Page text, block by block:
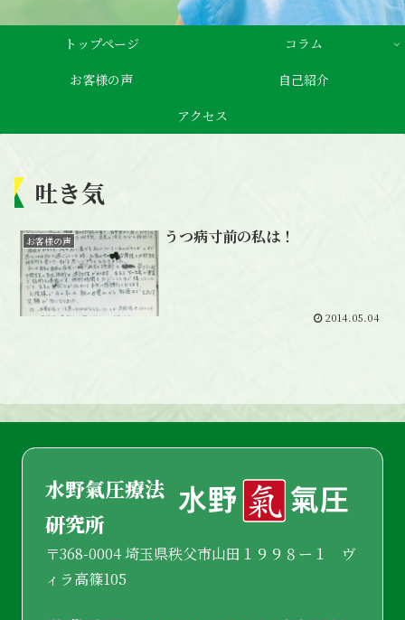
トップページ
コラム
お客様の声
自己紹介
アクセス
吐き気
お客様の声 うつ病寸前の私は！
2014.05.04
水野氣圧療法
研究所
〒368-0004 埼玉県秩父市山田１９９８ー１ ヴ
ィラ高篠105